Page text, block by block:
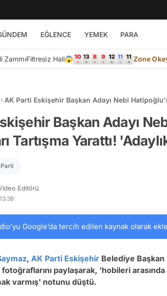
EĞLENCE YEMEK PARA
ZammıFiltresiz Hali😱 Zone
AK Parti Eskişehir Başkan Adayı Nebi
Başkan Adayı
Tartışma Yarattı!
Editörü
Google’da tercih edilen kaynak olarak
, AK Parti Eskişehir Belediye
paylaşarak, 'hobileri
varmış' notunu düştü.